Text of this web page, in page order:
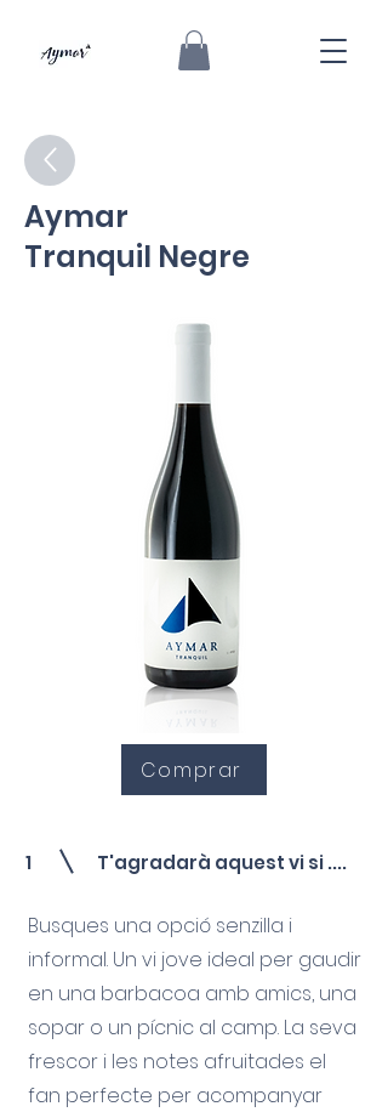
Aymar
Tranquil Negre
Comprar
1 T'agradarà aquest vi si ....
Busques una opció senzilla i
informal. Un vi jove ideal per gaudir
en una barbacoa amb amics, una
sopar o un pícnic al camp. La seva
frescor i les notes afruitades el
fan perfecte per acompanyar